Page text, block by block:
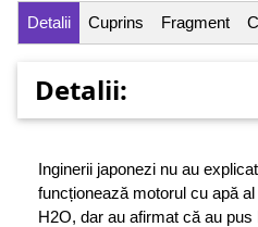
Detalii Cuprins Fragment
Detalii:
Inginerii japonezi nu au
funcționează motorul cu apă
H2O, dar au afirmat că au